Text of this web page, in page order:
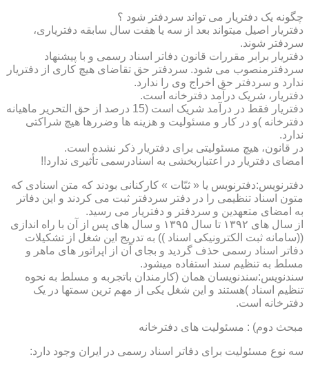
چگونه یک دفتریار می تواند سردفتر شود ؟
دفتریار اصیل میتواند بعد از سه یا هفت سال سابقه دفتریاری،
سردفتر شوند.
دفتریار برابر مقررات قانون دفاتر اسناد رسمی و با پیشنهاد
سردفترمنصوب می شود. سردفتر حق تقاضای هیچ کاری از دفتریار
ندارد و سردفتر حق اخراج وی را ندارد.
دفتریار، شریک درآمد دفترخانه است.
دفتریار فقط در درآمد شریک است (15 درصد از حق التحریر ماهیانه
دفترخانه )و در کار و مسئولیت و هزینه ها وضررها هیچ شراکتی
ندارد.
در قانون، هیچ مسئولیتی برای دفتریار ذکر نشده است.
امضای دفتریار در اعتباربخشی به اسنادرسمی تأثیری ندارد!!
دفترنویس:دفترنویس یا « ثبّات » کارکنانی بودند که متن اسنادی که
متون اسناد تنظیمی را در دفتر سردفتر ثبت می کردند و این دفاتر
به امضای متعهدین و سردفتر و دفتریار می رسید.
از سال های ۱۳۹۲ تا سال ۱۳۹۵ و سال های پس از آن با راه اندازی
((سامانه ثبت الکترونیکی اسناد )) به تدریج این شغل از تشکیلات
دفاتر اسناد رسمی حذف گردید و بجای آن از اپراتور های ماهر و
مسلط به تنظیم سند استفاده میشود.
سندنویس:سندنویسان همان (کارمندان باتجربه و مسلط به نحوه
تنظیم اسناد )هستند و این شغل یکی از مهم ترین سمتها در یک
دفترخانه است.
مبحث دوم) : مسئولیت های دفترخانه
سه نوع مسئولیت برای دفاتر اسناد رسمی در ایران وجود دارد: